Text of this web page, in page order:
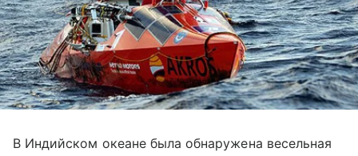
В Индийском океане была обнаружена весельная